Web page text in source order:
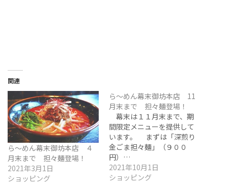
関連
ら～めん幕末御坊本店 ４
月末まで 担々麺登場！
2021年3月1日
ショッピング
ら～めん幕末御坊本店 11
月末まで 担々麺登場！
幕末は１１月末まで、期
間限定メニューを提供して
います。 まずは「深煎り
金ごま担々麺」（９００
円）…
2021年10月1日
ショッピング